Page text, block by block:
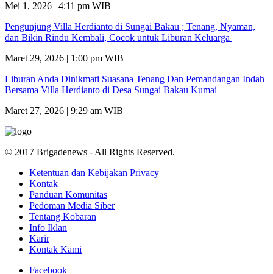
Mei 1, 2026 | 4:11 pm WIB
Pengunjung Villa Herdianto di Sungai Bakau ; Tenang, Nyaman,
dan Bikin Rindu Kembali, Cocok untuk Liburan Keluarga
Maret 29, 2026 | 1:00 pm WIB
Liburan Anda Dinikmati Suasana Tenang Dan Pemandangan Indah
Bersama Villa Herdianto di Desa Sungai Bakau Kumai
Maret 27, 2026 | 9:29 am WIB
© 2017 Brigadenews - All Rights Reserved.
Ketentuan dan Kebijakan Privacy
Kontak
Panduan Komunitas
Pedoman Media Siber
Tentang Kobaran
Info Iklan
Karir
Kontak Kami
Facebook